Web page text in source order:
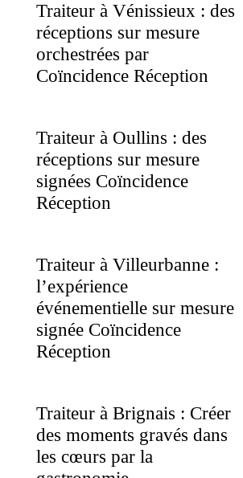
Traiteur à Vénissieux : des
réceptions sur mesure
orchestrées par
Coïncidence Réception
Traiteur à Oullins : des
réceptions sur mesure
signées Coïncidence
Réception
Traiteur à Villeurbanne :
l’expérience
événementielle sur mesure
signée Coïncidence
Réception
Traiteur à Brignais : Créer
des moments gravés dans
les cœurs par la